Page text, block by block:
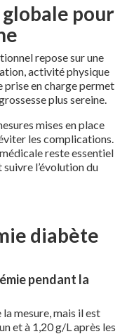
pour
repose sur une
activité physique
en charge permet
plus sereine.
mises en place
les complications.
reste essentiel
l’évolution du
diabète
pendant la
mesure, mais il est
et à 1,20 g/L après les